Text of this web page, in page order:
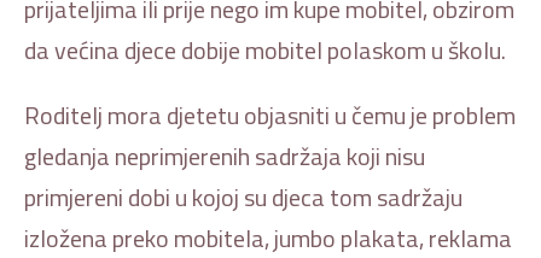
prijateljima ili prije nego im kupe mobitel, obzirom
da većina djece dobije mobitel polaskom u školu.
Roditelj mora djetetu objasniti u čemu je problem
gledanja neprimjerenih sadržaja koji nisu
primjereni dobi u kojoj su djeca tom sadržaju
izložena preko mobitela, jumbo plakata, reklama